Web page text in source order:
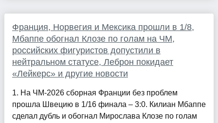
Франция, Норвегия и Мексика прошли в 1/8,
Мбаппе обогнал Клозе по голам на ЧМ,
российских фигуристов допустили в
нейтральном статусе, Леброн покидает
«Лейкерс» и другие новости
1. На ЧМ-2026 сборная Франции без проблем
прошла Швецию в 1/16 финала – 3:0. Килиан Мбаппе
сделал дубль и обогнал Мирослава Клозе по голам